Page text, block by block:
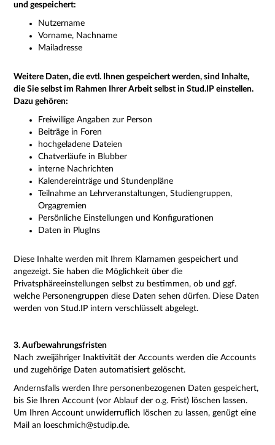
und gespeichert:
Nutzername
Vorname, Nachname
Mailadresse
Weitere Daten, die evtl. Ihnen gespeichert werden, sind Inhalte,
die Sie selbst im Rahmen Ihrer Arbeit selbst in Stud.IP einstellen.
Dazu gehören:
Freiwillige Angaben zur Person
Beiträge in Foren
hochgeladene Dateien
Chatverläufe in Blubber
interne Nachrichten
Kalendereinträge und Stundenpläne
Teilnahme an Lehrveranstaltungen, Studiengruppen,
Orgagremien
Persönliche Einstellungen und Konfigurationen
Daten in PlugIns
Diese Inhalte werden mit Ihrem Klarnamen gespeichert und
angezeigt. Sie haben die Möglichkeit über die
Privatsphäreeinstellungen selbst zu bestimmen, ob und ggf.
welche Personengruppen diese Daten sehen dürfen. Diese Daten
werden von Stud.IP intern verschlüsselt abgelegt.
3. Aufbewahrungsfristen
Nach zweijähriger Inaktivität der Accounts werden die Accounts
und zugehörige Daten automatisiert gelöscht.
Andernsfalls werden Ihre personenbezogenen Daten gespeichert,
bis Sie Ihren Account (vor Ablauf der o.g. Frist) löschen lassen.
Um Ihren Account unwiderruflich löschen zu lassen, genügt eine
Mail an loeschmich@studip.de.